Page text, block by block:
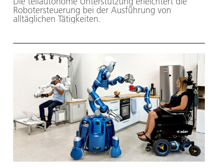
Robotersteuerung bei der Ausführung von
alltäglichen Tätigkeiten.